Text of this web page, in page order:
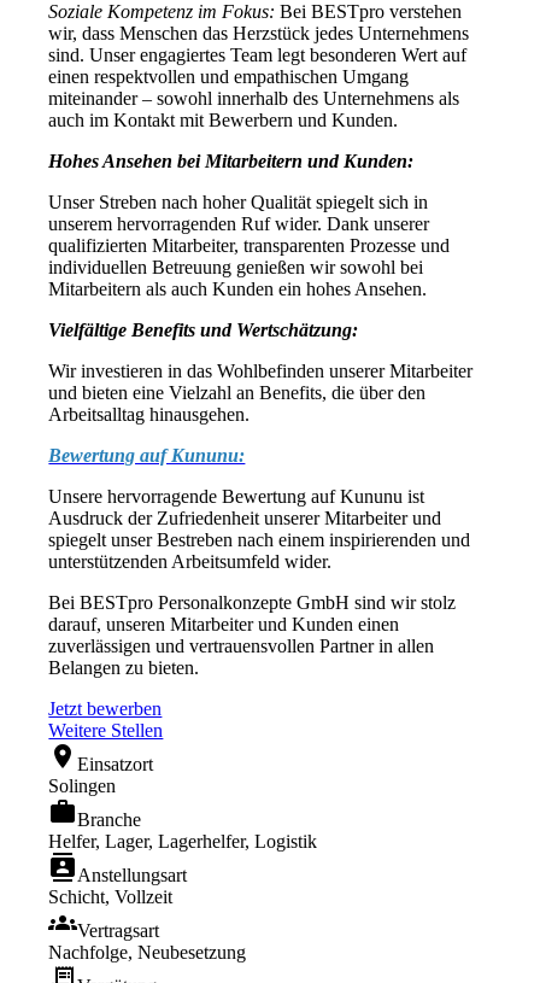
Soziale Kompetenz im Fokus: Bei BESTpro verstehen
wir, dass Menschen das Herzstück jedes Unternehmens
sind. Unser engagiertes Team legt besonderen Wert auf
einen respektvollen und empathischen Umgang
miteinander – sowohl innerhalb des Unternehmens als
auch im Kontakt mit Bewerbern und Kunden.
Hohes Ansehen bei Mitarbeitern und Kunden:
Unser Streben nach hoher Qualität spiegelt sich in
unserem hervorragenden Ruf wider. Dank unserer
qualifizierten Mitarbeiter, transparenten Prozesse und
individuellen Betreuung genießen wir sowohl bei
Mitarbeitern als auch Kunden ein hohes Ansehen.
Vielfältige Benefits und Wertschätzung:
Wir investieren in das Wohlbefinden unserer Mitarbeiter
und bieten eine Vielzahl an Benefits, die über den
Arbeitsalltag hinausgehen.
Bewertung auf Kununu:
Unsere hervorragende Bewertung auf Kununu ist
Ausdruck der Zufriedenheit unserer Mitarbeiter und
spiegelt unser Bestreben nach einem inspirierenden und
unterstützenden Arbeitsumfeld wider.
Bei BESTpro Personalkonzepte GmbH sind wir stolz
darauf, unseren Mitarbeiter und Kunden einen
zuverlässigen und vertrauensvollen Partner in allen
Belangen zu bieten.
Jetzt bewerben
Weitere Stellen
location_onEinsatzort
Solingen
workBranche
Helfer, Lager, Lagerhelfer, Logistik
contactsAnstellungsart
Schicht, Vollzeit
groupsVertragsart
Nachfolge, Neubesetzung